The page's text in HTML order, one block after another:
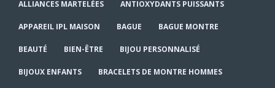
ALLIANCES MARTELÉES ANTIOXYDANTS PUISSANTS
APPAREIL IPL MAISON BAGUE BAGUE MONTRE
BEAUTÉ BIEN-ÊTRE BIJOU PERSONNALISÉ
BIJOUX ENFANTS BRACELETS DE MONTRE HOMMES